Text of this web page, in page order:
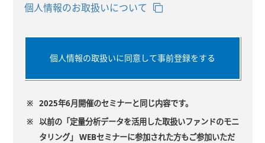
個人情報のお取扱いについて
個人情報の取扱いに同意して事前登録をする
※ 2025年6月開催のセミナーと同じ内容です。
※ 以前の「定量分析データを活用した取扱いファンドのモニ
タリング」 WEBセミナーに参加された方もご参加いただ